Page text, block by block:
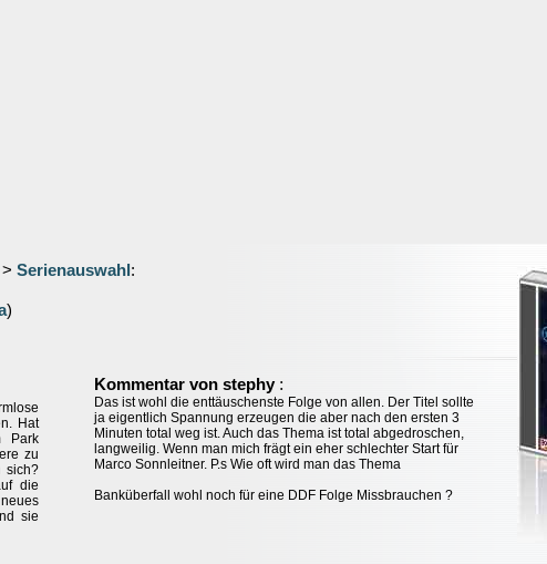
> Serienauswahl :
)
Hat
Park
zu
sich?
die
sie
Kommentar von stephy :
Das ist wohl die enttäuschenste Folge von allen. Der Titel sollte
ja eigentlich Spannung erzeugen die aber nach den ersten 3
Minuten total weg ist. Auch das Thema ist total abgedroschen,
langweilig. Wenn man mich frägt ein eher schlechter Start für
Marco Sonnleitner. P.s Wie oft wird man das Thema
Banküberfall wohl noch für eine DDF Folge Missbrauchen ?